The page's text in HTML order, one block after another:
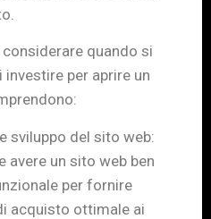
quando si
per aprire un
sviluppo del sito web:
avere un sito web ben
per fornire
acquisto ottimale ai